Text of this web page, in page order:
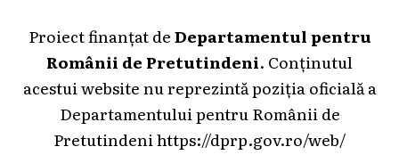
Proiect finanțat deDepartamentul pentru
Românii de Pretutindeni. Conținutul
acestui website nu reprezintă poziția oficială a
Departamentului pentru Românii de
Pretutindeni https://dprp.gov.ro/web/